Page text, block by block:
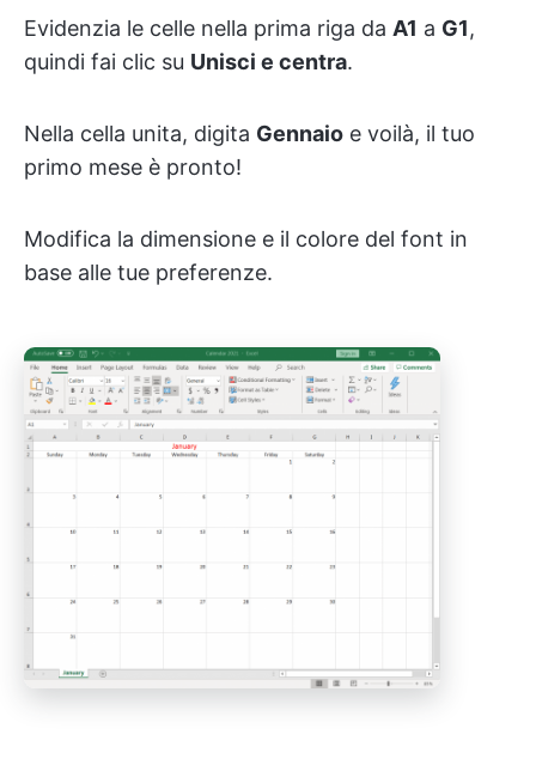
Evidenzia le celle nella prima riga da A1 a G1,
quindi fai clic su Unisci e centra.
Nella cella unita, digita Gennaio e voilà, il tuo
primo mese è pronto!
Modifica la dimensione e il colore del font in
base alle tue preferenze.